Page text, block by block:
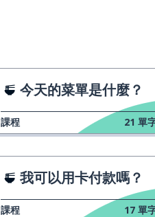
今天的菜單是什麼？
課程 21 單
我可以用卡付款嗎？
課程 17 單